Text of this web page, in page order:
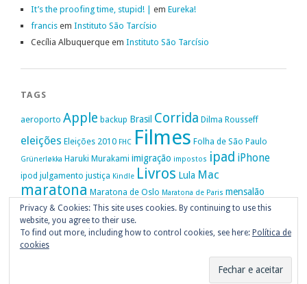
It’s the proofing time, stupid! | em Eureka!
francis em Instituto São Tarcísio
Cecília Albuquerque em Instituto São Tarcísio
TAGS
aeroporto Apple backup Brasil Corrida Dilma Rousseff
eleições Eleições 2010 FHC Filmes Folha de São Paulo
Grünerløkka Haruki Murakami imigração impostos ipad iPhone
ipod julgamento justiça Kindle Livros Lula Mac
maratona Maratona de Oslo Maratona de Paris mensalão
movimento passe livre música nike Noruega OAB OiOsloPolítica
Portugal Privacidade protestos PT
Vitória da Conquista
Privacy & Cookies: This site uses cookies. By continuing to use this
website, you agree to their use.
To find out more, including how to control cookies, see here: Política de
cookies